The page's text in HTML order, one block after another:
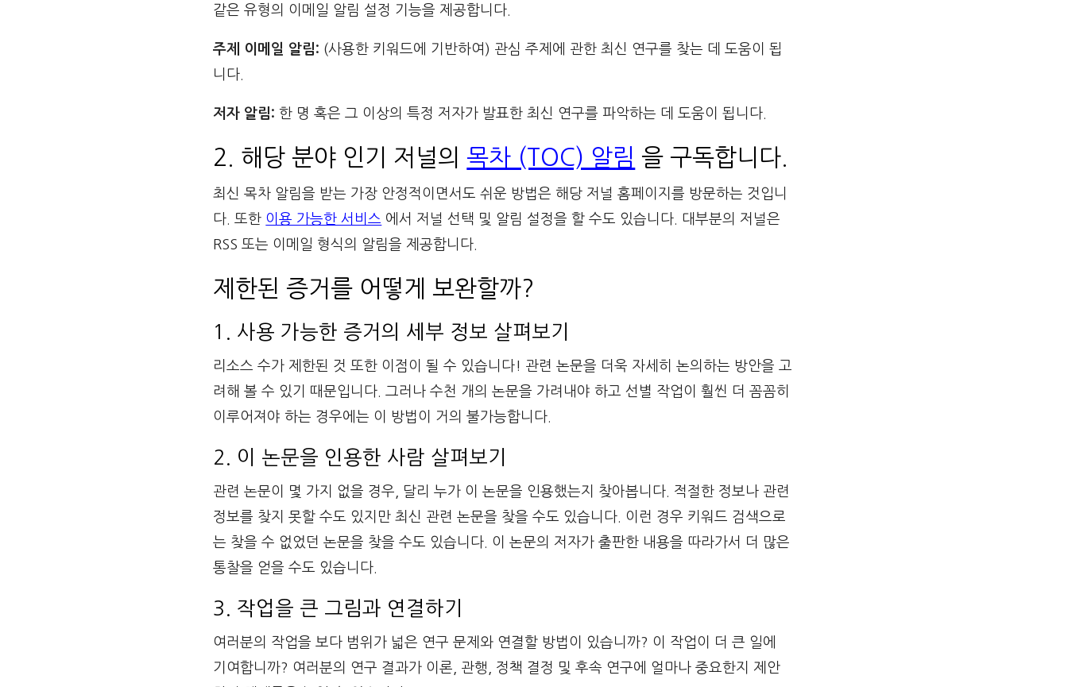
같은 유형의 이메일 알림 설정 기능을 제공합니다.
주제 이메일 알림: (사용한 키워드에 기반하여) 관심 주제에 관한 최신 연구를 찾는 데 도움이 됩
니다.
저자 알림: 한 명 혹은 그 이상의 특정 저자가 발표한 최신 연구를 파악하는 데 도움이 됩니다.
2. 해당 분야 인기 저널의 목차 (TOC) 알림 을 구독합니다.
최신 목차 알림을 받는 가장 안정적이면서도 쉬운 방법은 해당 저널 홈페이지를 방문하는 것입니
다. 또한 이용 가능한 서비스 에서 저널 선택 및 알림 설정을 할 수도 있습니다. 대부분의 저널은
RSS 또는 이메일 형식의 알림을 제공합니다.
제한된 증거를 어떻게 보완할까?
1. 사용 가능한 증거의 세부 정보 살펴보기
리소스 수가 제한된 것 또한 이점이 될 수 있습니다! 관련 논문을 더욱 자세히 논의하는 방안을 고
려해 볼 수 있기 때문입니다. 그러나 수천 개의 논문을 가려내야 하고 선별 작업이 훨씬 더 꼼꼼히
이루어져야 하는 경우에는 이 방법이 거의 불가능합니다.
2. 이 논문을 인용한 사람 살펴보기
관련 논문이 몇 가지 없을 경우, 달리 누가 이 논문을 인용했는지 찾아봅니다. 적절한 정보나 관련
정보를 찾지 못할 수도 있지만 최신 관련 논문을 찾을 수도 있습니다. 이런 경우 키워드 검색으로
는 찾을 수 없었던 논문을 찾을 수도 있습니다. 이 논문의 저자가 출판한 내용을 따라가서 더 많은
통찰을 얻을 수도 있습니다.
3. 작업을 큰 그림과 연결하기
여러분의 작업을 보다 범위가 넓은 연구 문제와 연결할 방법이 있습니까? 이 작업이 더 큰 일에
기여합니까? 여러분의 연구 결과가 이론, 관행, 정책 결정 및 후속 연구에 얼마나 중요한지 제안